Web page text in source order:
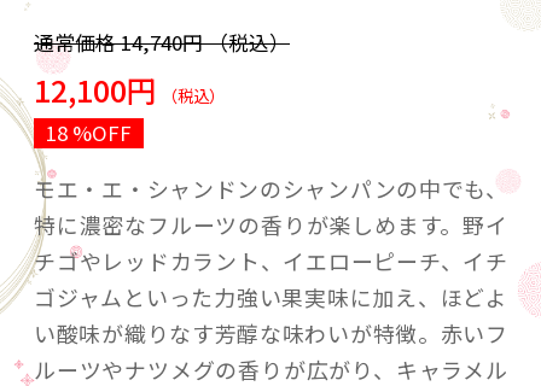
通常価格14,740円（税込）
12,100円 （税込）
18 %OFF
モエ・エ・シャンドンのシャンパンの中でも、
特に濃密なフルーツの香りが楽しめます。野イ
チゴやレッドカラント、イエローピーチ、イチ
ゴジャムといった力強い果実味に加え、ほどよ
い酸味が織りなす芳醇な味わいが特徴。赤いフ
ルーツやナツメグの香りが広がり、キャラメル